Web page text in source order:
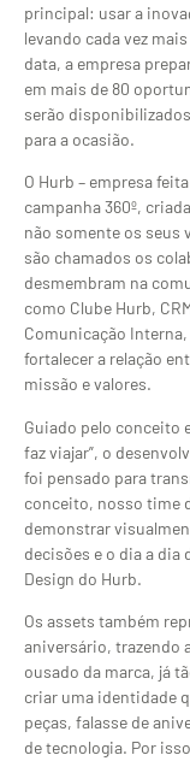
principal: usar a
levando cada vez
data, a empresa
em mais de 80
serão
para a ocasião.
O Hurb – empresa
campanha 360º,
não somente os seus
são chamados os
desmembram na
como Clube Hurb,
Comunicação
fortalecer a relação
missão e valores.
Guiado pelo conceito
faz viajar”, o
foi pensado para
conceito, nosso time
demonstrar
decisões e o dia a dia
Design do Hurb.
Os assets também
aniversário, trazendo
ousado da marca, já
criar uma identidade
peças, falasse de
de tecnologia. Por